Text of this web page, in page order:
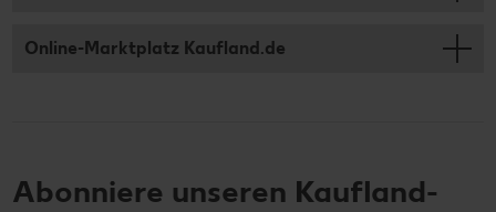
Online-Marktplatz Kaufland.de
Abonniere unseren Kaufland-